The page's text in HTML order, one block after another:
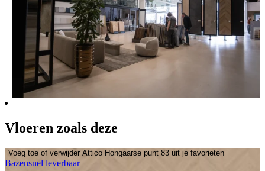
Vloeren zoals deze
Voeg toe of verwijder Attico Hongaarse punt 83 uit je favorieten
Bazensnel leverbaar